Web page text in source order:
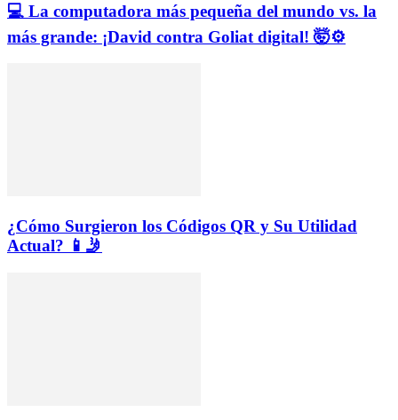
💻 La computadora más pequeña del mundo vs. la
más grande: ¡David contra Goliat digital! 🤯⚙️
¿Cómo Surgieron los Códigos QR y Su Utilidad
Actual? 📱🤳